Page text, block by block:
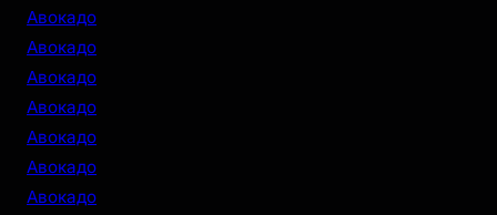
Авокадо
Авокадо
Авокадо
Авокадо
Авокадо
Авокадо
Авокадо